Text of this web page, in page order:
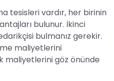
tesisleri vardır, her birinin
bulunur. İkinci
bulmanız gerekir.
maliyetlerini
maliyetlerini göz önünde